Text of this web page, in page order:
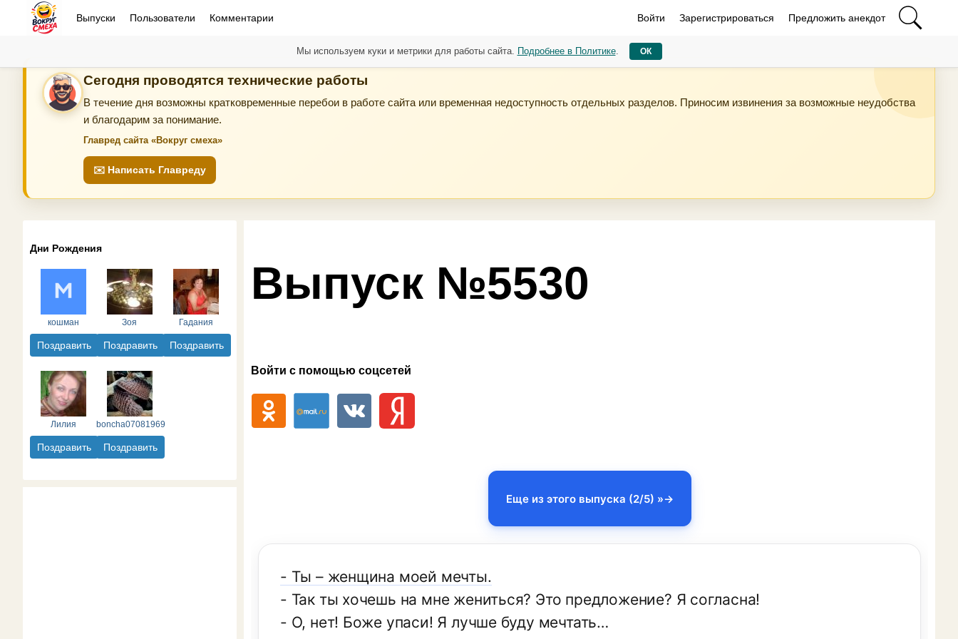
Выпуски Пользователи Комментарии Войти Зарегистрироваться Предложить анекдот
Сегодня проводятся технические работы
В течение дня возможны кратковременные перебои в работе сайта или временная недоступность отдельных разделов. Приносим извинения за возможные неудобства
и благодарим за понимание.
Главред сайта «Вокруг смеха»
✉️ Написать Главреду
Дни Рождения
кошман
Поздравить
Зоя
Поздравить
Гадания
Поздравить
Лилия
Поздравить
boncha07081969
Поздравить
Выпуск №5530
Войти с помощью соцсетей
Еще из этого выпуска (2/5) »
- Ты – женщина моей мечты.
- Так ты хочешь на мне жениться? Это предложение? Я согласна!
- О, нет! Боже упаси! Я лучше буду мечтать…
Мы используем куки и метрики для работы сайта. Подробнее в Политике. ОК